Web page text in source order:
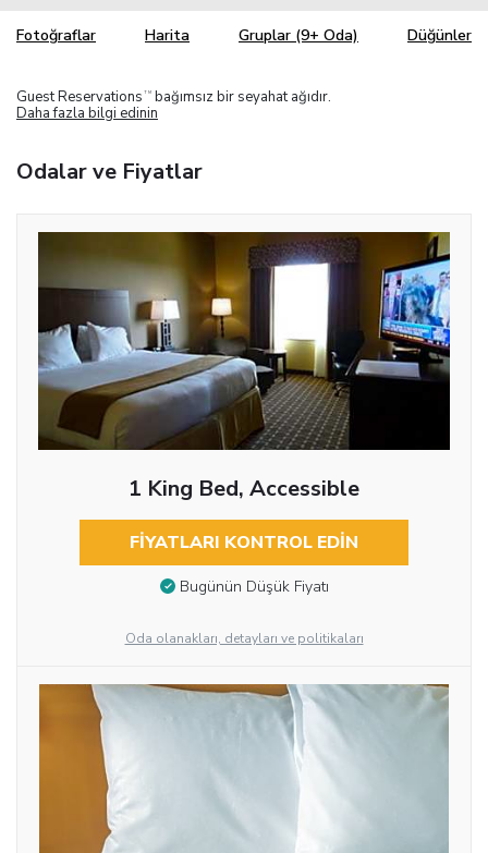
Fotoğraflar Harita Gruplar (9+ Oda) Düğünler
Guest Reservations TM bağımsız bir seyahat ağıdır.
Daha fazla bilgi edinin
Odalar ve Fiyatlar
1 King Bed, Accessible
FIYATLARI KONTROL EDIN
Bugünün Düşük Fiyatı
Oda olanakları, detayları ve politikaları